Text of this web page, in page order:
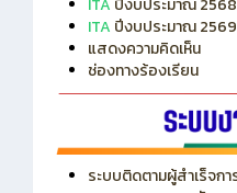
ITA ปีงบประมาณ 2567
ITA ปีงบประมาณ 2568
ITAปีงบประมาณ 2569
แสดงความคิดเห็น
ช่องทางร้องเรียน